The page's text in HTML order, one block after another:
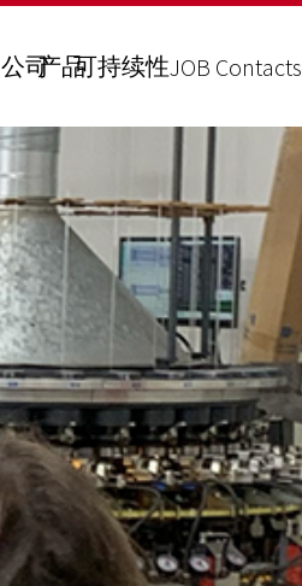
公司产品可持续性JOB Contacts